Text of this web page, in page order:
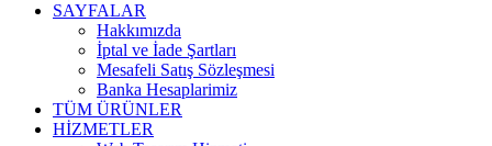
SAYFALAR
Hakkımızda
İptal ve İade Şartları
Mesafeli Satış Sözleşmesi
Banka Hesaplarimiz
TÜM ÜRÜNLER
HİZMETLER